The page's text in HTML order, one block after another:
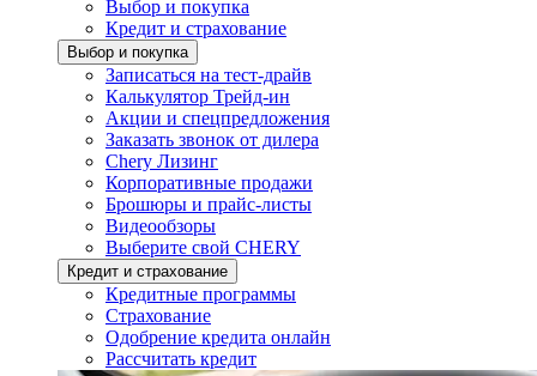
Выбор и покупка
Кредит и страхование
Выбор и покупка
Записаться на тест-драйв
Калькулятор Трейд-ин
Акции и спецпредложения
Заказать звонок от дилера
Chery Лизинг
Корпоративные продажи
Брошюры и прайс-листы
Видеообзоры
Выберите свой CHERY
Кредит и страхование
Кредитные программы
Страхование
Одобрение кредита онлайн
Рассчитать кредит